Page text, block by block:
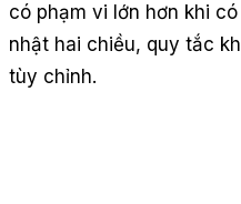
có phạm vi lớn hơn khi
nhật hai chiều, quy tắc
tùy chỉnh.